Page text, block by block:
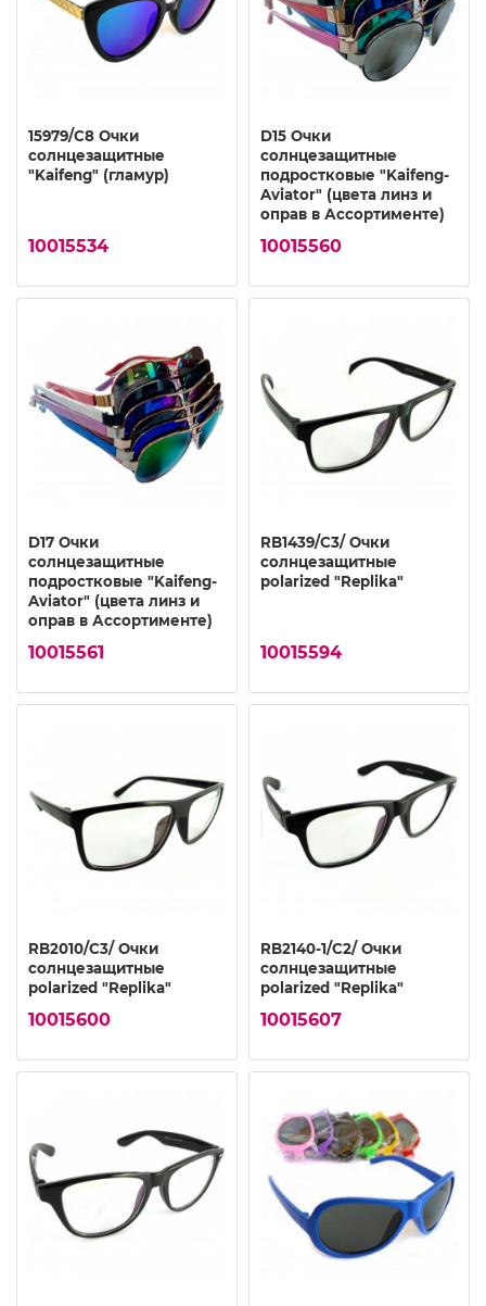
15979/C8 Очки
солнцезащитные
"Kaifeng" (гламур)
10015534
D15 Очки
солнцезащитные
подростковые "Kaifeng-
Aviator" (цвета линз и
оправ в Ассортименте)
10015560
D17 Очки
солнцезащитные
подростковые "Kaifeng-
Aviator" (цвета линз и
оправ в Ассортименте)
10015561
RB1439/C3/ Очки
солнцезащитные
polarized "Replika"
10015594
RB2010/C3/ Очки
солнцезащитные
polarized "Replika"
10015600
RB2140-1/C2/ Очки
солнцезащитные
polarized "Replika"
10015607